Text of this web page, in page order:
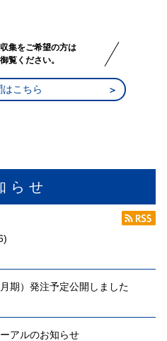
ら せ
期）発注予定公開しました
アルのお知らせ
集をご希望の方は
覧ください。
こちら